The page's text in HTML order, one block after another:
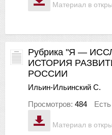
Материал в
Материал в
Рубрика "Я —
ИСТОРИЯ
РОССИИ
Ильин-Ильинский С.
Просмотров: 484 Есть